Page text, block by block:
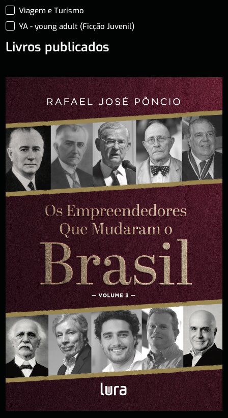
Viagem e Turismo
YA - young adult (Ficção Juvenil)
Livros publicados